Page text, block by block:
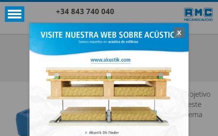
+34 843 740 040
X
Akustik + Sylomer®
SOPORTES SUELOS FZH + SYLOMER®
VER TODO AKUSTIK + SYLOMER®
El objetivo
de este
sistema